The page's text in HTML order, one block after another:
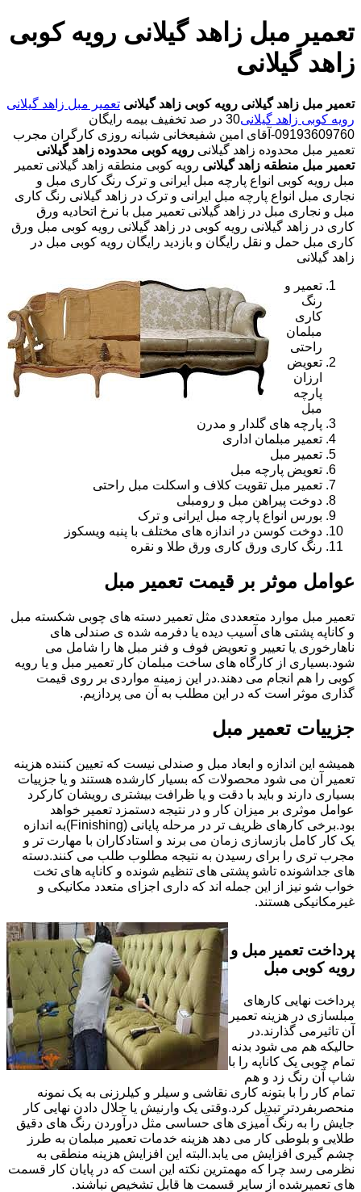
تعمیر مبل زاهد گیلانی رویه کوبی
زاهد گیلانی
تعمیر مبل زاهد گیلانی رویه کوبی زاهد گیلانی تعمیر مبل زاهد گیلانی
رویه کوبی زاهد گیلانی
30 در صد تخفیف بیمه رایگان
09193609760-آقای امین شفیعخانی شبانه روزی کارگران مجرب
تعمیر مبل محدوده زاهد گیلانی رویه کوبی محدوده زاهد گیلانی
تعمیر مبل منطقه زاهد گیلانی رویه کوبی منطقه زاهد گیلانی تعمیر
مبل رویه کوبی انواع پارچه مبل ایرانی و ترک رنگ کاری مبل و
نجاری مبل انواع پارچه مبل ایرانی و ترک در زاهد گیلانی رنگ کاری
مبل و نجاری مبل در زاهد گیلانی تعمیر مبل با نرخ اتحادیه ورق
کاری در زاهد گیلانی رویه کوبی در زاهد گیلانی رویه کوبی مبل ورق
کاری مبل حمل و نقل رایگان و بازدید رایگان رویه کوبی مبل در
زاهد گیلانی
تعمیر و
رنگ
کاری
مبلمان
راحتی
تعویض
ارزان
پارچه
مبل
پارچه های گلدار و مدرن
تعمیر مبلمان اداری
تعمیر مبل
تعویض پارچه مبل
تعمیر مبل تقویت کلاف و اسکلت مبل راحتی
دوخت پیراهن مبل و رومبلی
بورس انواع پارچه مبل ایرانی و ترک
دوخت کوسن در اندازه های مختلف با پنبه ویسکوز
رنگ کاری ورق کاری ورق طلا و نقره
عوامل موثر بر قیمت تعمیر مبل
تعمیر مبل موارد متععددی مثل تعمیر دسته های چوبی شکسته مبل
و کاناپه پشتی های آسیب دیده یا دفرمه شده ی صندلی های
ناهارخوری یا تعییر و تعویض فوف و فنر مبل ها را شامل می
شود.بسیاری از کارگاه های ساخت مبلمان کار تعمیر مبل و یا رویه
کوبی را هم انجام می دهند.در این زمینه مواردی بر روی قیمت
گذاری موثر است که در این مطلب به آن می پردازیم.
جزییات تعمیر مبل
همیشه این اندازه و ابعاد مبل و صندلی نیست که تعیین کننده هزینه
تعمیر آن می شود محصولات که بسیار کارشده هستند و یا جزییات
بسیاری دارند و باید با دقت و یا ظرافت بیشتری رویشان کارکرد
عوامل موثری بر میزان کار و در نتیجه دستمزد تعمیر خواهد
بود.برخی کارهای ظریف تر در مرحله پایانی (Finishing)به اندازه
یک کار کامل بازسازی زمان می برند و استادکاران با مهارت تر و
مجرب تری را برای رسیدن به نتیجه مطلوب طلب می کنند.دسته
های جداشونده تاشو پشتی های تنظیم شونده و کاناپه های تخت
خواب شو نیز از این جمله اند که داری اجزای متعدد مکانیکی و
غیرمکانیکی هستند.
پرداخت تعمیر مبل و
رویه کوبی مبل
پرداخت نهایی کارهای
مبلسازی در هزینه تعمیر
آن تاثیرمی گذارند.در
حالیکه هم می شود بدنه
تمام چوبی یک کاناپه را با
شاپ آن رنگ زد و هم
تمام کار را با بتونه کاری نقاشی و سیلر و کیلرزنی به یک نمونه
منحصربفردتر تبدیل کرد.وقتی یک وارنیش یا جلال دادن نهایی کار
جایش را به رنگ آمیزی های حساسی مثل درآوردن رنگ های دقیق
طلایی و بلوطی کار می دهد هزینه خدمات تعمیر مبلمان به طرز
چشم گیری افزایش می یابد.البته این افزایش هزینه منطقی به
نظرمی رسد چرا که مهمترین نکته این است که در پایان کار قسمت
های تعمیرشده از سایر قسمت ها قابل تشخیص نباشند.